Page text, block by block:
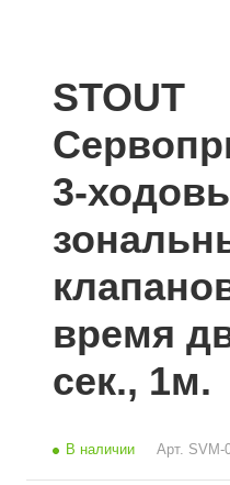
STOUT
3-
время
сек., 1м.
В наличии Арт. SVM-